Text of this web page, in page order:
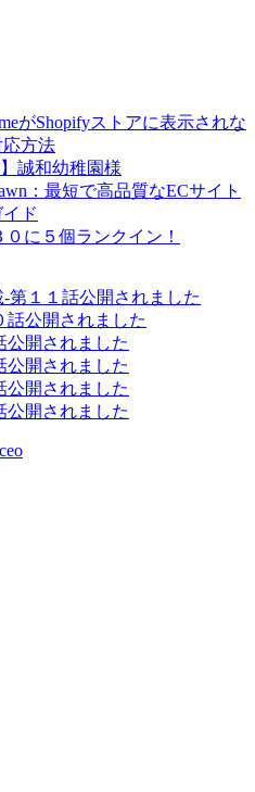
がShopifyストアに表示されな
方法
】誠和幼稚園様
：最短で高品質なECサイト
ド
０に５個ランクイン！
-第１１話公開されました
話公開されました
公開されました
公開されました
公開されました
公開されました